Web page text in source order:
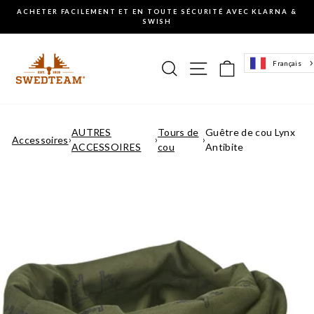
contenu
Mettre
le
diaporama
ACHETER FACILEMENT ET EN TOUTE SÉCURITÉ AVEC KLARNA &
SWISH
RechercheNavigation sur le
PanierFrançais
Accessoires›
AUTRES
ACCESSOIRES
›
Tours de
cou
›
Guêtre de cou Lynx
Antibite